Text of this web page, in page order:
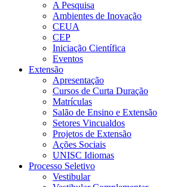
A Pesquisa
Ambientes de Inovação
CEUA
CEP
Iniciação Científica
Eventos
Extensão
Apresentação
Cursos de Curta Duração
Matrículas
Salão de Ensino e Extensão
Setores Vincualdos
Projetos de Extensão
Ações Sociais
UNISC Idiomas
Processo Seletivo
Vestibular